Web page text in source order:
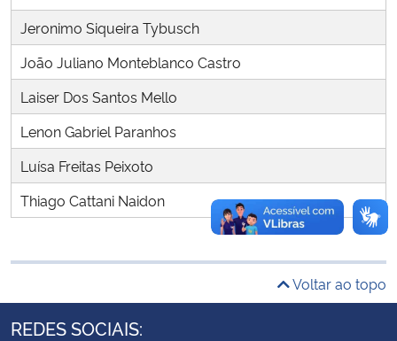
Ministério do Turismo
Ministério do Desenvolvimento Regional
Controladoria-Geral da União
Ministério da Mulher, da Família e dos Direitos Humanos
Secretaria-Geral
Secretaria de Governo
Jeronimo Siqueira Tybusch
João Juliano Monteblanco Castro
Laiser Dos Santos Mello
Lenon Gabriel Paranhos
Luísa Freitas Peixoto
Thiago Cattani Naidon
Voltar ao topo
REDES SOCIAIS: